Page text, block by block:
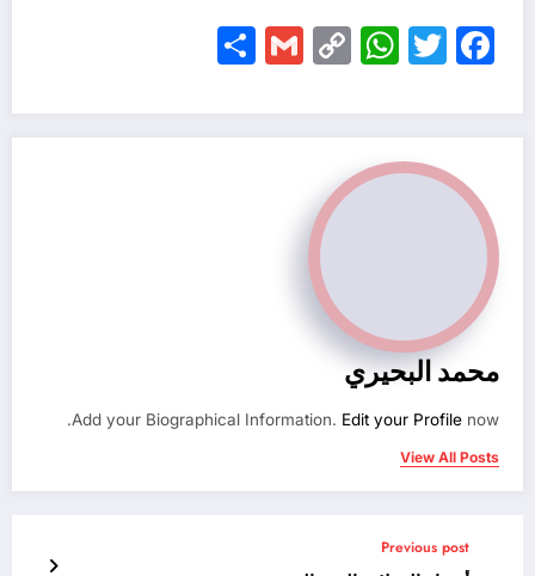
Facebook
Twitter
WhatsApp
Copy
Link
Gmail
محمد البحيري
Add your Biographical Information. Edit your Profile now.
View All Posts
Previous post